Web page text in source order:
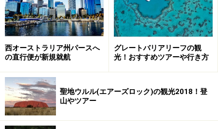
西オーストラリア州パースへ
の直行便が新規就航
グレートバリアリーフの観
光！おすすめツアーや行き方
聖地ウルル(エアーズロック)の観光2018！登
山やツアー